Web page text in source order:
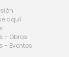
aquí
- Obras
- Eventos